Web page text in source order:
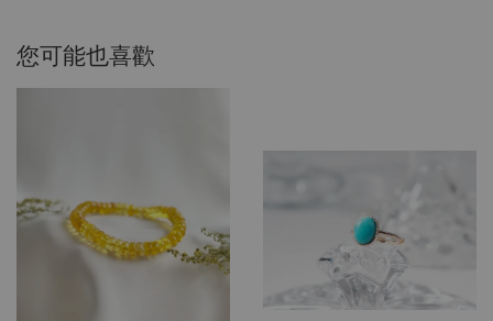
您可能也喜歡